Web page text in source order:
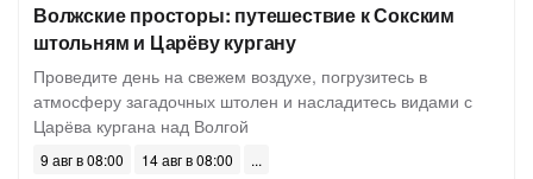
Волжские просторы: путешествие к Сокским
штольням и Царёву кургану
Проведите день на свежем воздухе, погрузитесь в
атмосферу загадочных штолен и насладитесь видами с
Царёва кургана над Волгой
9 авг в 08:00
14 авг в 08:00